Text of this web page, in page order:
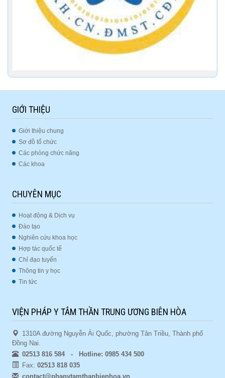
GIỚI THIỆU
Giới thiệu chung
Sơ đồ tổ chức
Các phòng chức năng
Các khoa
CHUYÊN MỤC
Hoạt động & Dịch vụ
Đào tạo
Nghiên cứu khoa học
Hợp tác quốc tế
Chỉ đạo tuyến
Thông tin y học
Tin tức
VIỆN PHÁP Y TÂM THẦN TRUNG ƯƠNG BIÊN HÒA
1310A đường Nguyễn Ái Quốc, phường Tân Triều, Thành phố
Đồng Nai.
02513 816 584 - Hotline: 0985 434 500
Fax: 02513 818 035
contact@phapytamthanbienhoa.vn